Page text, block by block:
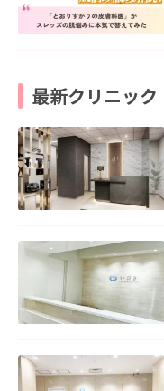
最新クリニック